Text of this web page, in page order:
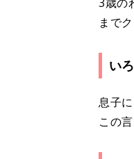
まで
い
息子
この